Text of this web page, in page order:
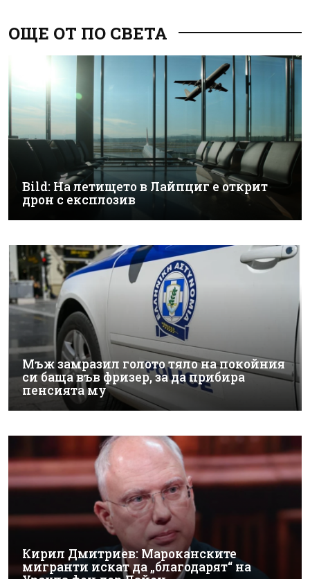
ОЩЕ ОТ ПО СВЕТА
Bild: На летището в Лайпциг е открит
дрон с експлозив
Мъж замразил голото тяло на покойния
си баща във фризер, за да прибира
пенсията му
Кирил Дмитриев: Мароканските
мигранти искат да „благодарят“ на